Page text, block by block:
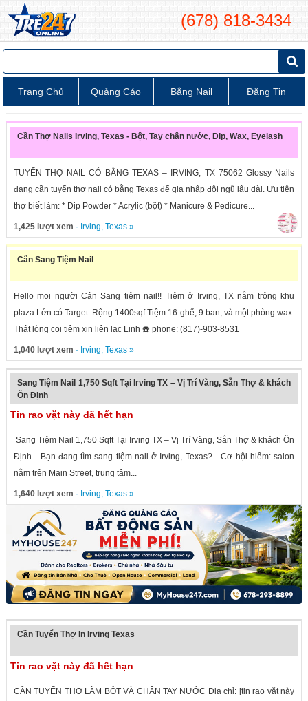
(678) 818-3434
Trang Chủ Quảng Cáo Bằng Nail Đăng Tin
Cần Thợ Nails Irving, Texas - Bột, Tay chân nước, Dip, Wax, Eyelash
TUYỂN THỢ NAIL CÓ BẰNG TEXAS – IRVING, TX 75062 Glossy Nails
đang cần tuyển thợ nail có bằng Texas để gia nhập đội ngũ lâu dài. Ưu tiên
thợ biết làm: * Dip Powder * Acrylic (bột) * Manicure & Pedicure...
1,425 lượt xem · Irving, Texas»
Cân Sang Tiệm Nail
Hello moi người Cân Sang tiệm nail!! Tiệm ở Irving, TX nằm trông khu
plaza Lớn có Target. Rộng 1400sqf Tiệm 16 ghế, 9 ban, và một phòng wax.
Thật lòng coi tiệm xin liên lạc Linh ☎️ phone: (817)-903-8531
1,040 lượt xem · Irving, Texas»
Sang Tiệm Nail 1,750 Sqft Tại Irving TX – Vị Trí Vàng, Sẵn Thợ & khách
Ổn Định
Tin rao vặt này đã hết hạn
Sang Tiệm Nail 1,750 Sqft Tại Irving TX – Vị Trí Vàng, Sẵn Thợ & khách Ổn
Định Bạn đang tìm sang tiệm nail ở Irving, Texas? Cơ hội hiếm: salon
nằm trên Main Street, trung tâm...
1,640 lượt xem · Irving, Texas»
Cần Tuyển Thợ In Irving Texas
Tin rao vặt này đã hết hạn
CẦN TUYỂN THỢ LÀM BỘT VÀ CHÂN TAY NƯỚC Địa chỉ: [tin rao vặt này